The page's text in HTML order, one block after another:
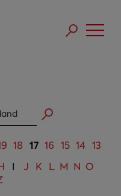
18 17 16 15 14 13
I J K L M N O